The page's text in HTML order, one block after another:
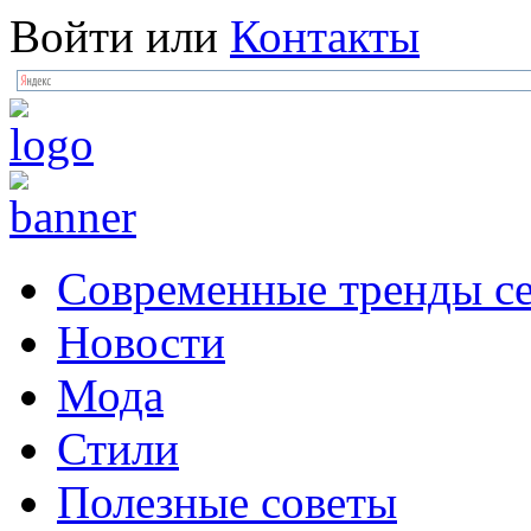
Войти или Контакты
Современные тренды
Новости
Мода
Стили
Полезные советы